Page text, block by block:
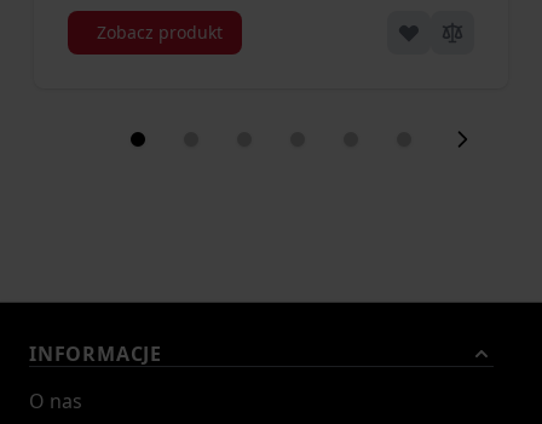
Zobacz produkt
INFORMACJE
O nas